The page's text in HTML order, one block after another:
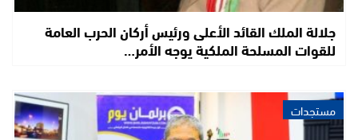
جلالة الملك القائد الأعلى ورئيس أركان الحرب العامة
للقوات المسلحة الملكية يوجه الأمر…
مستجدات